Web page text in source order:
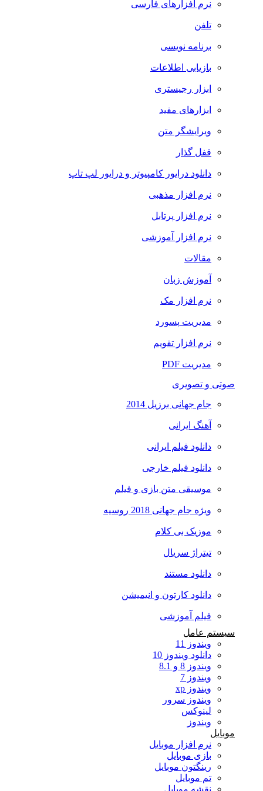
نرم افزارهای فارسی
تلفن
برنامه نویسی
بازیابی اطلاعات
ابزار رجیستری
ابزارهای مفید
ویرایشگر متن
قفل گذار
دانلود درایور کامپیوتر و درایور لپ تاپ
نرم افزار مذهبی
نرم افزار پرتابل
نرم افزار آموزشی
مقالات
آموزش زبان
نرم افزار مک
مدیریت پسورد
نرم افزار تقویم
مدیریت PDF
صوتی و تصویری
جام جهانی برزیل 2014
آهنگ ایرانی
دانلود فیلم ایرانی
دانلود فیلم خارجی
موسیقی متن بازی و فیلم
ویژه جام جهانی 2018 روسیه
موزیک بی کلام
تیتراژ سریال
دانلود مستند
دانلود کارتون و انیمیشن
فیلم آموزشی
سیستم عامل
ویندوز 11
دانلود ویندوز 10
ویندوز 8 و 8.1
ویندوز 7
ویندوز xp
ویندوز سرور
لینوکس
ویندوز
موبایل
نرم افزار موبایل
بازی موبایل
رینگتون موبایل
تم موبایل
نقشه موبایل